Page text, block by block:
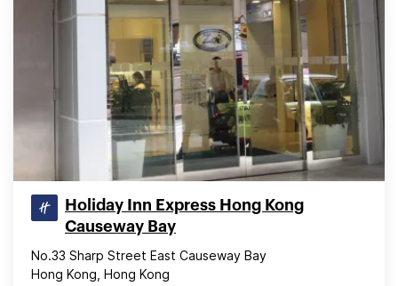
Holiday Inn Express Hong Kong
Causeway Bay
No.33 Sharp Street East Causeway Bay
Hong Kong, Hong Kong